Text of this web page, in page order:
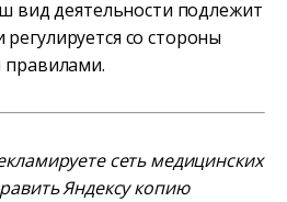
вид деятельности подлежит
со стороны
правилами.
сеть медицинских
Яндексу копию